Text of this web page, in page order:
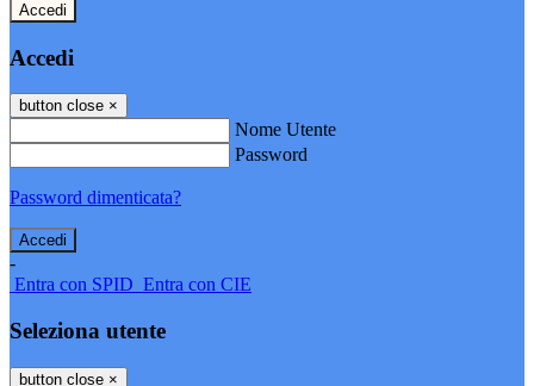
Accedi
Accedi
button close ×
Nome Utente
Password
Password dimenticata?
-
Entra con SPID Entra con CIE
Seleziona utente
button close ×